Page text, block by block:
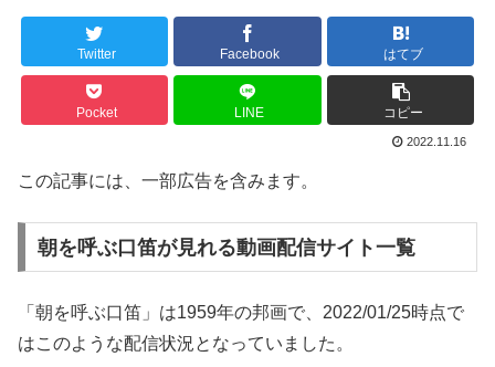
Twitter Facebook はてブ
Pocket LINE コピー
2022.11.16
この記事には、一部広告を含みます。
朝を呼ぶ口笛が見れる動画配信サイト一覧
「朝を呼ぶ口笛」は1959年の邦画で、2022/01/25時点で
はこのような配信状況となっていました。